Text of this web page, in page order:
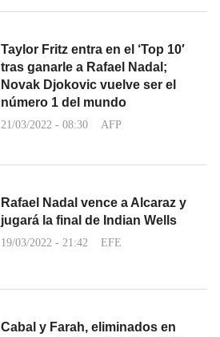
Taylor Fritz entra en el ‘Top 10′
tras ganarle a Rafael Nadal;
Novak Djokovic vuelve ser el
número 1 del mundo
21/03/2022 - 08:30 AFP
Rafael Nadal vence a Alcaraz y
jugará la final de Indian Wells
19/03/2022 - 21:42 EFE
Cabal y Farah, eliminados en